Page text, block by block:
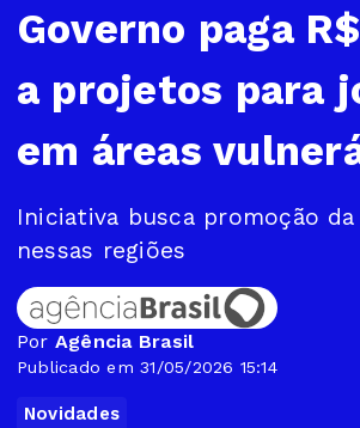
Governo paga
a projetos para
em áreas
Iniciativa busca promoção da
nessas regiões
Por Agência Brasil
Publicado em 31/05/2026 15:14
Novidades